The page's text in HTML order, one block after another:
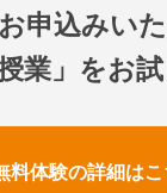
申込みい
業」をお
料体験の詳細はこ